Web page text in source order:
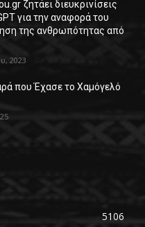
ζητάει διευκρινίσεις
για την αναφορά του
της ανθρωπότητας από
2023
που Έχασε το Χαμόγελό
5106